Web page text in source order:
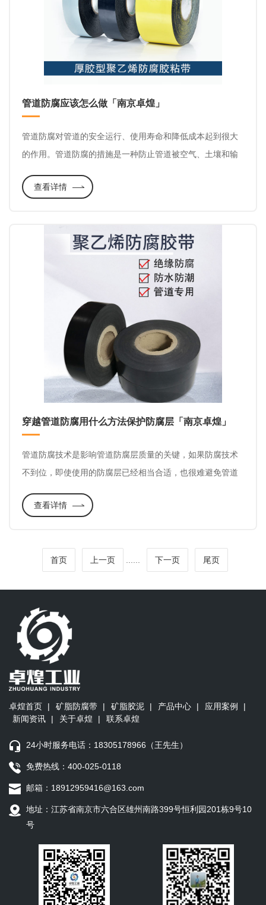
管道防腐应该怎么做「南京卓煌」
管道防腐对管道的安全运行、使用寿命和降低成本起到很大
的作用。管道防腐的措施是一种防止管道被空气、土壤和输
境中，输送介质有的会有腐蚀性，管道内外壁可能会被腐
污染甚至灾难。
查看详情
穿越管道防腐用什么方法保护防腐层「南京卓煌」
管道防腐技术是影响管道防腐层质量的关键，如果防腐技术
不到位，即使使用的防腐层已经相当合适，也很难避免管道
多，包括人员、技术、材料和地下区域，如砂岩区、砾岩
道防腐层在穿越过程中损坏和脱落。
查看详情
首页 上一页 ...... 下一页 尾页
卓煌首页 | 矿脂防腐带 | 矿脂胶泥 | 产品中心 | 应用案例
|
新闻资讯
| 关于卓煌 | 联系卓煌
24小时服务电话：18305178966（王先生）
免费热线：400-025-0118
邮箱：18912959416@163.com
地址：江苏省南京市六合区雄州南路399号恒利园201栋9号10
号